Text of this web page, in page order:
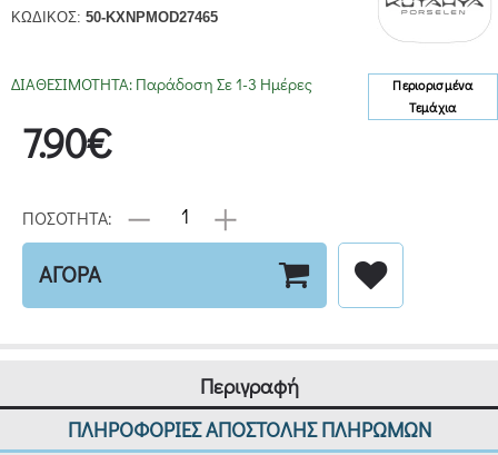
ΚΩΔΙΚΟΣ: 50-KXNPMOD27465
Περιορισμένα
Τεμάχια
ΔΙΑΘΕΣΙΜΟΤΗΤΑ: Παράδοση Σε 1-3 Ημέρες
7.90€
ΠΟΣΟΤΗΤΑ:
ΑΓΟΡΑ
Περιγραφή
ΠΛΗΡΟΦΟΡΙΕΣ ΑΠΟΣΤΟΛΗΣ ΠΛΗΡΩΜΩΝ